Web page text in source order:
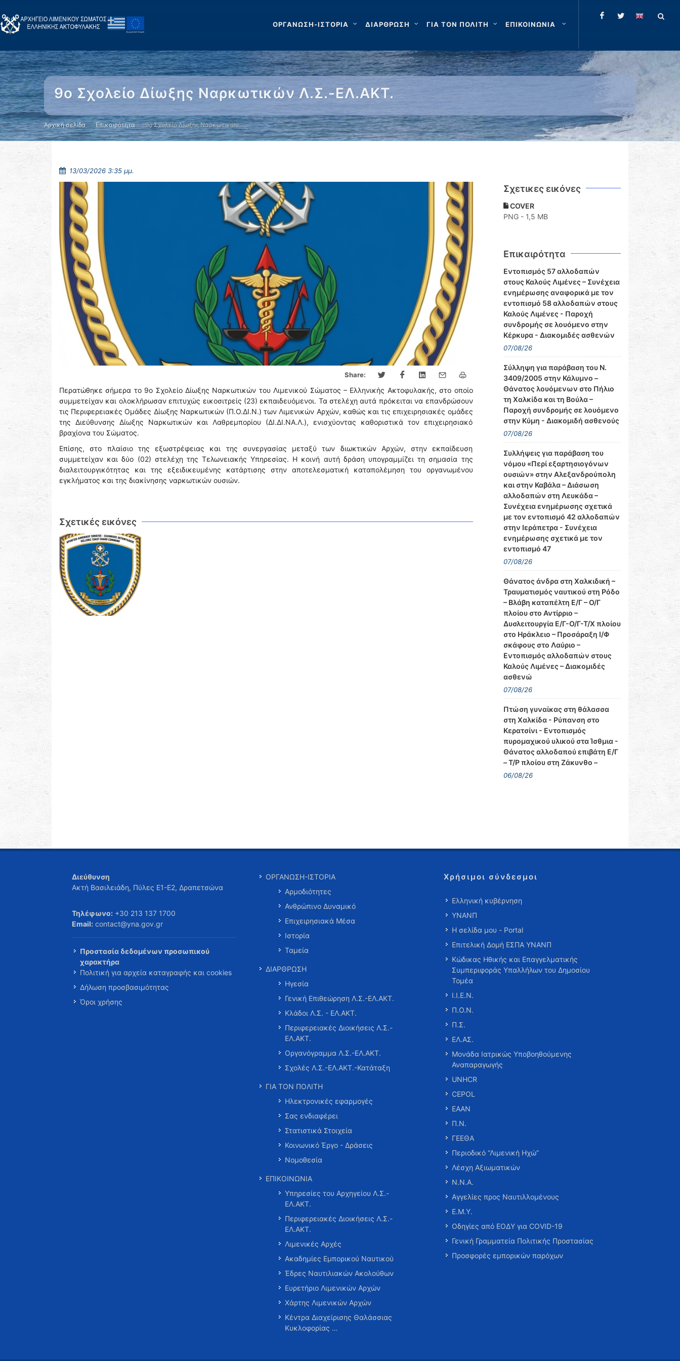
ΟΡΓΑΝΩΣΗ-ΙΣΤΟΡΙΑ ΔΙΑΡΘΡΩΣΗ ΓΙΑ ΤΟΝ ΠΟΛΙΤΗ ΕΠΙΚΟΙΝΩΝΙΑ
9ο Σχολείο Δίωξης Ναρκωτικών Λ.Σ.-ΕΛ.ΑΚΤ.
Αρχική σελίδα Επικαιρότητα 9ο Σχολείο Δίωξης Ναρκωτικών …
13/03/2026 3:35 μμ.
Share:
Περατώθηκε σήμερα το 9ο Σχολείο Δίωξης Ναρκωτικών του Λιμενικού Σώματος – Ελληνικής Ακτοφυλακής, στο οποίο
συμμετείχαν και ολοκλήρωσαν επιτυχώς εικοσιτρείς (23) εκπαιδευόμενοι. Τα στελέχη αυτά πρόκειται να επανδρώσουν
τις Περιφερειακές Ομάδες Δίωξης Ναρκωτικών (Π.Ο.ΔΙ.Ν.) των Λιμενικών Αρχών, καθώς και τις επιχειρησιακές ομάδες
της Διεύθυνσης Δίωξης Ναρκωτικών και Λαθρεμπορίου (ΔΙ.ΔΙ.ΝΑ.Λ.), ενισχύοντας καθοριστικά τον επιχειρησιακό
βραχίονα του Σώματος.
Επίσης, στο πλαίσιο της εξωστρέφειας και της συνεργασίας μεταξύ των διωκτικών Αρχών, στην εκπαίδευση
συμμετείχαν και δύο (02) στελέχη της Τελωνειακής Υπηρεσίας. Η κοινή αυτή δράση υπογραμμίζει τη σημασία της
διαλειτουργικότητας και της εξειδικευμένης κατάρτισης στην αποτελεσματική καταπολέμηση του οργανωμένου
εγκλήματος και της διακίνησης ναρκωτικών ουσιών.
Σχετικές εικόνες
Σχετικες εικόνες
COVER
PNG - 1,5 MB
Επικαιρότητα
Εντοπισμός 57 αλλοδαπών
στους Καλούς Λιμένες – Συνέχεια
ενημέρωσης αναφορικά με τον
εντοπισμό 58 αλλοδαπών στους
Καλούς Λιμένες - Παροχή
συνδρομής σε λουόμενο στην
Κέρκυρα - Διακομιδές ασθενών
07/08/26
Σύλληψη για παράβαση του Ν.
3409/2005 στην Κάλυμνο –
Θάνατος λουόμενων στο Πήλιο
τη Χαλκίδα και τη Βούλα –
Παροχή συνδρομής σε λουόμενο
στην Κύμη - Διακομιδή ασθενούς
07/08/26
Συλλήψεις για παράβαση του
νόμου «Περί εξαρτησιογόνων
ουσιών» στην Αλεξανδρούπολη
και στην Καβάλα – Διάσωση
αλλοδαπών στη Λευκάδα –
Συνέχεια ενημέρωσης σχετικά
με τον εντοπισμό 42 αλλοδαπών
στην Ιεράπετρα - Συνέχεια
ενημέρωσης σχετικά με τον
εντοπισμό 47
07/08/26
Θάνατος άνδρα στη Χαλκιδική –
Τραυματισμός ναυτικού στη Ρόδο
– Βλάβη καταπέλτη Ε/Γ – Ο/Γ
πλοίου στο Αντίρριο –
Δυσλειτουργία Ε/Γ-Ο/Γ-Τ/Χ πλοίου
στο Ηράκλειο – Προσάραξη Ι/Φ
σκάφους στο Λαύριο –
Εντοπισμός αλλοδαπών στους
Καλούς Λιμένες – Διακομιδές
ασθενώ
07/08/26
Πτώση γυναίκας στη θάλασσα
στη Χαλκίδα - Ρύπανση στο
Κερατσίνι - Εντοπισμός
πυρομαχικού υλικού στα Ίσθμια -
Θάνατος αλλοδαπού επιβάτη Ε/Γ
– Τ/Ρ πλοίου στη Ζάκυνθο –
06/08/26
Διεύθυνση
Ακτή Βασιλειάδη, Πύλες Ε1-Ε2, Δραπετσώνα
Τηλέφωνο: +30 213 137 1700
Email: contact@yna.gov.gr
Προστασία δεδομένων προσωπικού
χαρακτήρα
Πολιτική για αρχεία καταγραφής και cookies
Δήλωση προσβασιμότητας
Όροι χρήσης
ΟΡΓΑΝΩΣΗ-ΙΣΤΟΡΙΑ
Αρμοδιότητες
Ανθρώπινο Δυναμικό
Επιχειρησιακά Μέσα
Ιστορία
Ταμεία
ΔΙΑΡΘΡΩΣΗ
Ηγεσία
Γενική Επιθεώρηση Λ.Σ.-ΕΛ.ΑΚΤ.
Κλάδοι Λ.Σ. - ΕΛ.ΑΚΤ.
Περιφερειακές Διοικήσεις Λ.Σ.-
ΕΛ.ΑΚΤ.
Οργανόγραμμα Λ.Σ.-ΕΛ.ΑΚΤ.
Σχολές Λ.Σ.-ΕΛ.ΑΚΤ.-Κατάταξη
ΓΙΑ ΤΟΝ ΠΟΛΙΤΗ
Ηλεκτρονικές εφαρμογές
Σας ενδιαφέρει
Στατιστικά Στοιχεία
Κοινωνικό Έργο - Δράσεις
Νομοθεσία
ΕΠΙΚΟΙΝΩΝΙΑ
Υπηρεσίες του Αρχηγείου Λ.Σ.-
ΕΛ.ΑΚΤ.
Περιφερειακές Διοικήσεις Λ.Σ.-
ΕΛ.ΑΚΤ.
Λιμενικές Αρχές
Ακαδημίες Εμπορικού Ναυτικού
Έδρες Ναυτιλιακών Ακολούθων
Ευρετήριο Λιμενικών Αρχών
Χάρτης Λιμενικών Αρχών
Κέντρα Διαχείρισης Θαλάσσιας
Κυκλοφορίας …
Χρήσιμοι σύνδεσμοι
Ελληνική κυβέρνηση
ΥΝΑΝΠ
Η σελίδα μου - Portal
Επιτελική Δομή ΕΣΠΑ ΥΝΑΝΠ
Κώδικας Ηθικής και Επαγγελματικής
Συμπεριφοράς Υπαλλήλων του Δημοσίου
Τομέα
Ι.Ι.Ε.Ν.
Π.Ο.Ν.
Π.Σ.
ΕΛ.ΑΣ.
Μονάδα Ιατρικώς Υποβοηθούμενης
Αναπαραγωγής
UNHCR
CEPOL
ΕΑΑΝ
Π.Ν.
ΓΕΕΘΑ
Περιοδικό “Λιμενική Ηχώ”
Λέσχη Αξιωματικών
Ν.Ν.Α.
Αγγελίες προς Ναυτιλλομένους
Ε.Μ.Υ.
Οδηγίες από ΕΟΔΥ για COVID-19
Γενική Γραμματεία Πολιτικής Προστασίας
Προσφορές εμπορικών παρόχων